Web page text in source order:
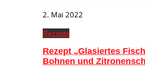
2. Mai 2022
Rezepte
Rezept „Glasiertes
Bohnen und